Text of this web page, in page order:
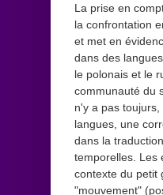
La prise en
la confrontation
et met en
dans des
le polonais et le
communauté du
n'y a pas
langues, une
dans la
temporelles. Les
contexte du petit
"mouvement"